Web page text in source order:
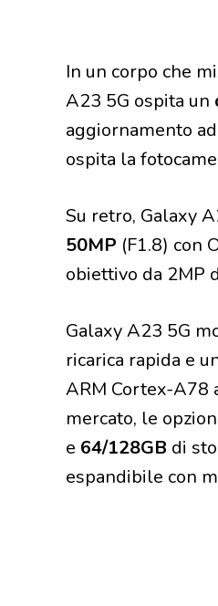
In un corpo che
A23 5G ospita un
aggiornamento
ospita la
Su retro, Galaxy
50MP (F1.8) con
obiettivo da 2MP
Galaxy A23 5G
ricarica rapida e
ARM Cortex-A78
mercato, le
e 64/128GB di
espandibile con